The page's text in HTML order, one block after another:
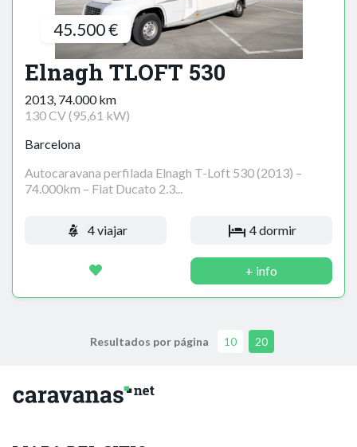
45.500 €
Elnagh TLOFT 530
2013, 74.000 km
130 CV (95,61 kW)
Barcelona
Autocaravana perfilada Elnagh T-Loft 530 (2013) –
74.000km – Fiat Ducato 2.3...
4 viajar 4 dormir
+ info
Resultados por página 10 20